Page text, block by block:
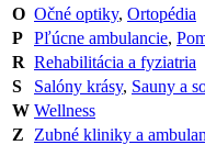
O Očné optiky, Ortopédia
P Pľúcne ambulancie,
R Rehabilitácia a fyziatria
S
Salóny krásy, Sauny a
W Wellness
Z
Zubné kliniky a